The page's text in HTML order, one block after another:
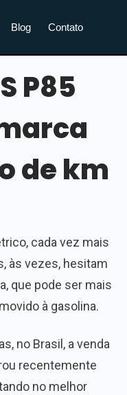
Blog Contato
P85
de km
cada vez mais
às vezes, hesitam
que pode ser mais
à gasolina.
no Brasil, a venda
recentemente
no melhor